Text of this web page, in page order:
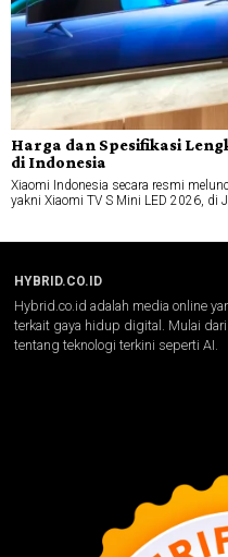
Harga dan Spesifikasi
di Indonesia
Xiaomi Indonesia secara resmi
yakni Xiaomi TV S Mini LED 2026, di
HYBRID.CO.ID
Hybrid.co.id adalah media online
terkait gaya hidup digital. Mulai
tentang teknologi terkini seperti AI.